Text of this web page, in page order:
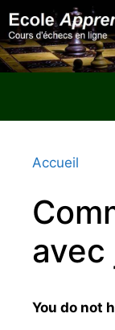
Aller
au
contenu
Accueil
avec
You do not